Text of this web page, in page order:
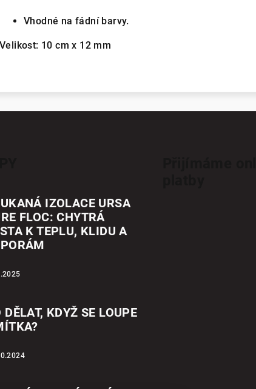
Vhodné na fádní barvy.
Velikost: 10 cm x 12 mm
IZOLACE URSA
FLOC: CHYTRÁ
K TEPLU, KLIDU A
DĚLAT, KDYŽ SE LOUPE